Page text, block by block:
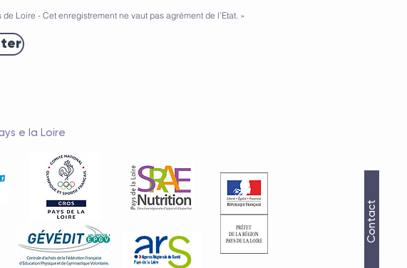
Contact
Loire - Cet enregistrement ne vaut pas agrément de l’Etat. »
e la Loire